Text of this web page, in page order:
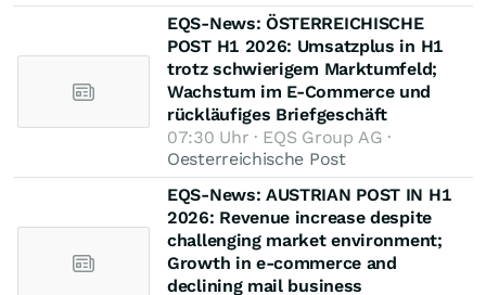
EQS-News: ÖSTERREICHISCHE
POST H1 2026: Umsatzplus in H1
trotz schwierigem Marktumfeld;
Wachstum im E-Commerce und
rückläufiges Briefgeschäft
07:30 Uhr · EQS Group AG ·
Oesterreichische Post
EQS-News: AUSTRIAN POST IN H1
2026: Revenue increase despite
challenging market environment;
Growth in e-commerce and
declining mail business